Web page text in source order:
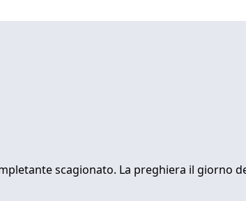
scagionato. La preghiera il giorno